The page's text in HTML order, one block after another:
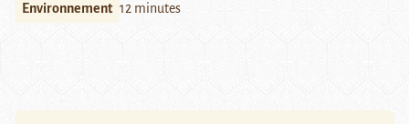
Environnement 12 minutes